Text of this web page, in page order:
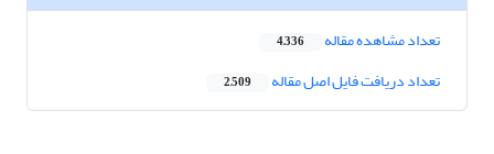
تعداد مشاهده مقاله 4,336
تعداد دریافت فایل اصل مقاله 2,509